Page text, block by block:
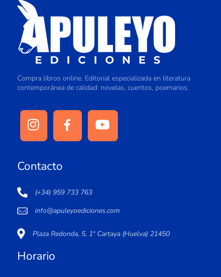
Compra libros online. Editorial especializada en literatura
contemporánea de calidad: novelas, cuentos, poemarios.
Contacto
(+34) 959 733 763
info@apuleyoediciones.com
Plaza Redonda, 5, 1º Cartaya (Huelva) 21450
Horario